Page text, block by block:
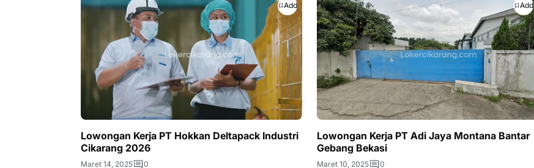
Add
Lowongan Kerja PT Hokkan Deltapack Industri
Cikarang 2026
Maret 14, 2025 0
Add
Lowongan Kerja PT Adi Jaya Montana Bantar
Gebang Bekasi
Maret 10, 2025 0